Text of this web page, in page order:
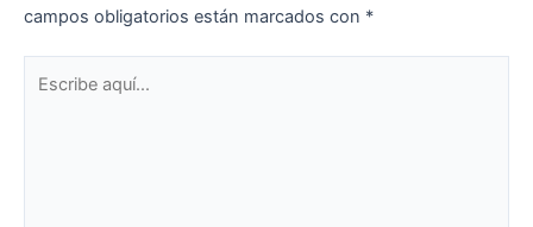
campos obligatorios están marcados con *